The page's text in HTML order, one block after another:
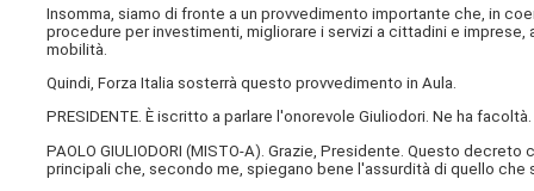
Insomma, siamo di fronte a un provvedimento importante che, in
procedure per investimenti, migliorare i servizi a cittadini e
mobilità.
Quindi, Forza Italia sosterrà questo provvedimento in Aula.
PRESIDENTE. È iscritto a parlare l'onorevole Giuliodori. Ne ha facoltà.
PAOLO GIULIODORI (MISTO-A). Grazie, Presidente. Questo decreto
principali che, secondo me, spiegano bene l'assurdità di quello che